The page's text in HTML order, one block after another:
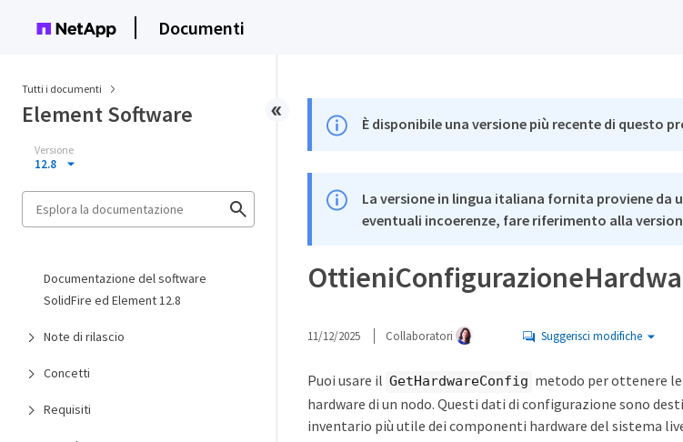
Documenti
Tutti i documenti
Element Software
Versione
12.8
Documentazione del software
SolidFire ed Element 12.8
Note di rilascio
Concetti
Requisiti
È disponibile una versione più recente di questo
La versione in lingua italiana fornita proviene da
eventuali incoerenze, fare riferimento alla
11/12/2025 Collaboratori Suggerisci modifiche
Puoi usare il GetHardwareConfig metodo per ottenere
hardware di un nodo. Questi dati di configurazione sono
inventario più utile dei componenti hardware del sistema